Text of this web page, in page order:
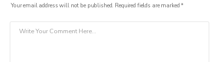
Your email address will not be published. Required fields are marked*